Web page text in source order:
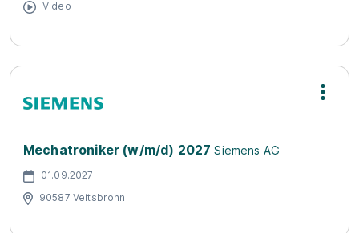
Video
Mechatroniker (w/m/d) 2027 Siemens AG
01.09.2027
90587 Veitsbronn